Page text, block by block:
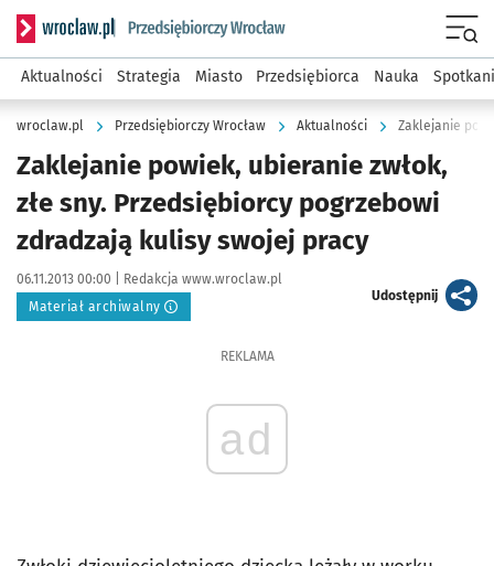
Serwis informacyjny wroclaw.pl podserwis: Strategia
Aktualności Strategia Miasto Przedsiębiorca Nauka
wroclaw.pl Przedsiębiorczy Wrocław Aktualności
Zaklejanie powiek, ubieranie zwłok,
złe sny. Przedsiębiorcy pogrzebowi
zdradzają kulisy swojej pracy
Data publikacji:
06.11.2013 00:00 | Autor:
Redakcja www.wroclaw.pl
Materiał archiwalny
Udostępnijartykuł
REKLAMA
ad